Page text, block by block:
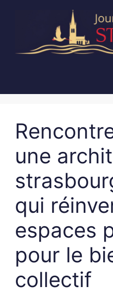
une
qui
espaces
pour le
collectif